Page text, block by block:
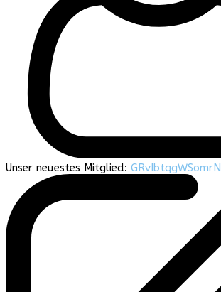
Unser neuestes Mitglied: GRvIbtqgWSomrN